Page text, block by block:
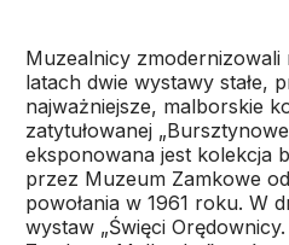
Muzealnicy
latach dwie wystawy stałe,
najważniejsze, malborskie
zatytułowanej
eksponowana jest kolekcja
przez Muzeum Zamkowe
powołania w 1961 roku. W
wystaw „Święci